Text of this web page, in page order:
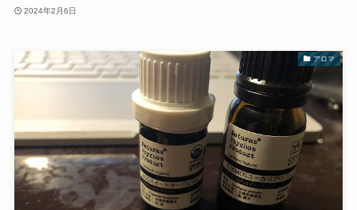
2024年2月6日
アロマ